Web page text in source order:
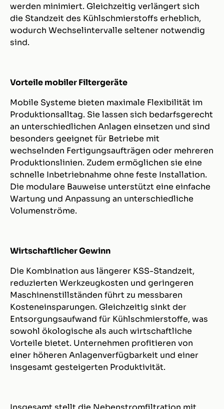
werden minimiert. Gleichzeitig verlängert sich
die Standzeit des Kühlschmierstoffs erheblich,
wodurch Wechselintervalle seltener notwendig
sind.
Vorteile mobiler Filtergeräte
Mobile Systeme bieten maximale Flexibilität im
Produktionsalltag. Sie lassen sich bedarfsgerecht
an unterschiedlichen Anlagen einsetzen und sind
besonders geeignet für Betriebe mit
wechselnden Fertigungsaufträgen oder mehreren
Produktionslinien. Zudem ermöglichen sie eine
schnelle Inbetriebnahme ohne feste Installation.
Die modulare Bauweise unterstützt eine einfache
Wartung und Anpassung an unterschiedliche
Volumenströme.
Wirtschaftlicher Gewinn
Die Kombination aus längerer KSS-Standzeit,
reduzierten Werkzeugkosten und geringeren
Maschinenstillständen führt zu messbaren
Kosteneinsparungen. Gleichzeitig sinkt der
Entsorgungsaufwand für Kühlschmierstoffe, was
sowohl ökologische als auch wirtschaftliche
Vorteile bietet. Unternehmen profitieren von
einer höheren Anlagenverfügbarkeit und einer
insgesamt gesteigerten Produktivität.